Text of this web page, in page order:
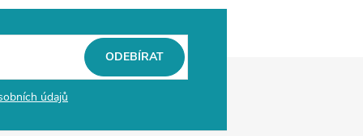
údajů
ODEBÍRAT